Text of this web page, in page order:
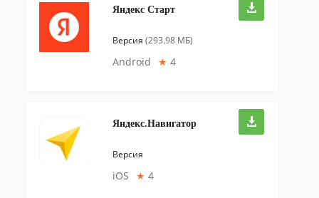
Яндекс Старт
Версия(293.98 МБ)
Android ★ 4
Яндекс.Навигатор
Версия
iOS ★ 4